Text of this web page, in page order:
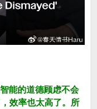
能的道德顾虑不会
效率也太高了。所